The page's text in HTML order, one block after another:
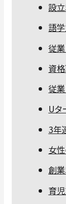
設
語
従
資
従
Uタ
3年
女
創
育